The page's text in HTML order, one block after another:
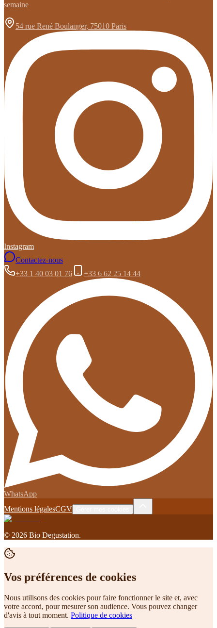
semaine
54 rue René Boulanger, 75010 Paris
Instagram
Contactez-nous
+33 1 40 03 01 76
+33 6 62 25 14 44
WhatsApp
Mentions légalesCGV
© 2026 Bio Degustation.
Vos préférences de cookies
Nous utilisons des cookies pour faire fonctionner le site et, avec
votre accord, pour mesurer son audience. Vous pouvez changer
d'avis à tout moment. Politique de cookies